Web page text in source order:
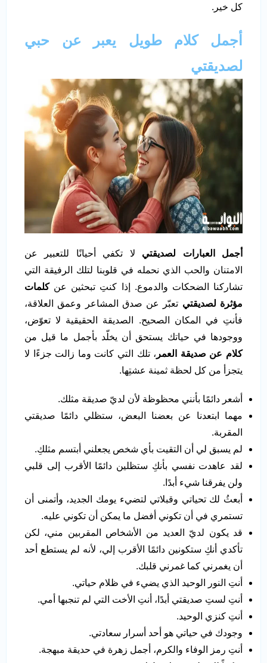
كل خير.
أجمل كلام طويل يعبر عن حبي
لصديقتي
أجمل العبارات لصديقتي لا تكفي أحيانًا للتعبير عن
الامتنان والحب الذي نحمله في قلوبنا لتلك الرفيقة التي
تشاركنا الضحكات والدموع. إذا كنتِ تبحثين عنكلمات
مؤثرة لصديقتي تعبّر عن صدق المشاعر وعمق العلاقة،
فأنتِ في المكان الصحيح. الصديقة الحقيقية لا تعوّض،
ووجودها في حياتك يستحق أن يخلّد بأجمل ما قيل من
كلام عن صديقة العمر ، تلك التي كانت وما زالت جزءًا لا
يتجزأ من كل لحظة ثمينة عشتِها.
أشعر دائمًا بأنني محظوظة لأن لديّ صديقة مثلك.
مهما ابتعدنا عن بعضنا البعض، ستظلي دائمًا صديقتي
المقربة.
لم يسبق لي أن التقيت بأي شخص يجعلني أبتسم مثلكِ.
لقد عاهدت نفسي بأنكِ ستظلين دائمًا الأقرب إلى قلبي
ولن يفرقنا شيء أبدًا.
أبعثُ لك تحياتي وقبلاتي لتضيء يومك الجديد، وأتمنى أن
تستمري في أن تكوني أفضل ما يمكن أن تكوني عليه.
قد يكون لديّ العديد من الأشخاص المقربين مني، لكن
تأكدي أنكِ ستكونين دائمًا الأقرب إلي، لأنه لم يستطع أحد
أن يغمرني كما غمرني قلبك.
أنتِ النور الوحيد الذي يضيء في ظلام حياتي.
أنتِ لستِ صديقتي أبدًا، أنتِ الأخت التي لم تنجبها أمي.
أنتِ كنزي الوحيد.
وجودك في حياتي هو أحد أسرار سعادتي.
أنتِ رمز الوفاء والكرم، أجمل زهرة في حديقة مبهجة.